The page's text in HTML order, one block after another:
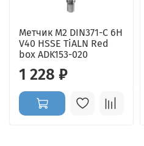
Метчик М2 DIN371-С 6H
V40 HSSE TiALN Red
box ADK153-020
1 228 ₽